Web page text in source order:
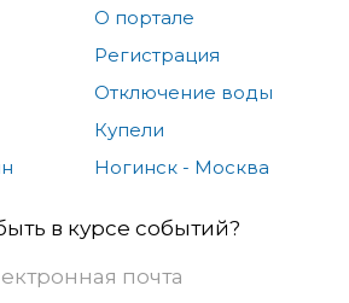
О портале
Регистрация
Отключение воды
Купели
Ногинск - Москва
в курсе событий?